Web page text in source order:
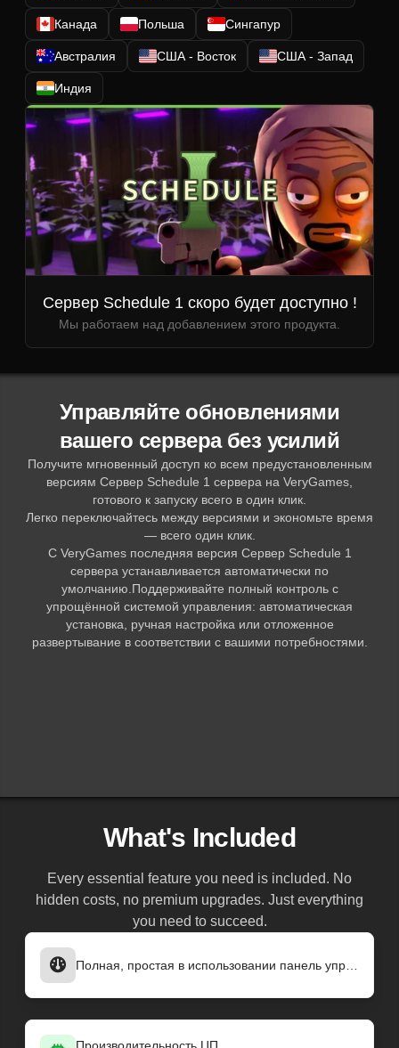
Канада Польша Сингапур
Австралия США - Восток США - Запад
Индия
Сервер Schedule 1 скоро будет доступно !
Мы работаем над добавлением этого продукта.
Управляйте обновлениями
вашего сервера без усилий
Получите мгновенный доступ ко всем предустановленным
версиям Сервер Schedule 1 сервера на VeryGames,
готового к запуску всего в один клик.
Легко переключайтесь между версиями и экономьте время
— всего один клик.
С VeryGames последняя версия Сервер Schedule 1
сервера устанавливается автоматически по
умолчанию.Поддерживайте полный контроль с
упрощённой системой управления: автоматическая
установка, ручная настройка или отложенное
развертывание в соответствии с вашими потребностями.
What's Included
Every essential feature you need is included. No
hidden costs, no premium upgrades. Just everything
you need to succeed.